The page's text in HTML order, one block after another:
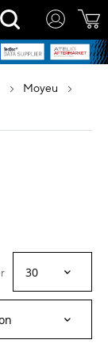
Rechercher
moyeu